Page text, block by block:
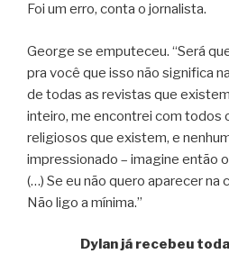
Foi um erro, conta o jornalista.
George se emputeceu. “Será
pra você que isso não significa
de todas as revistas que
inteiro, me encontrei com todos
religiosos que existem, e
impressionado – imagine então
(…) Se eu não quero aparecer na
Não ligo a mínima.”
Dylan já recebeu